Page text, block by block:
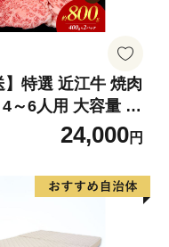
】特選 近江牛 焼肉
～6人用 大容量 牛
肉 焼肉用 カルビ
牛 日本三大和牛
バーベキュー 滋賀
24,000円